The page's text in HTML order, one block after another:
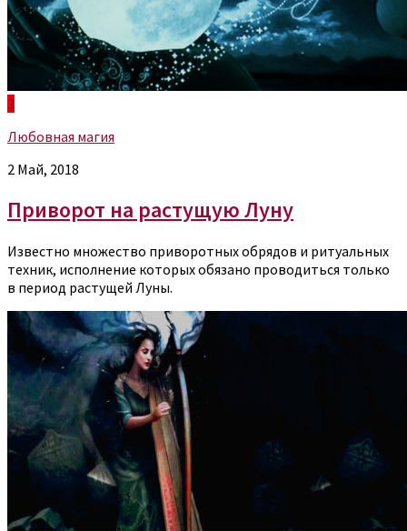
3
Любовная магия
2 Май, 2018
Приворот на растущую Луну
Известно множество приворотных обрядов и ритуальных
техник, исполнение которых обязано проводиться только
в период растущей Луны.